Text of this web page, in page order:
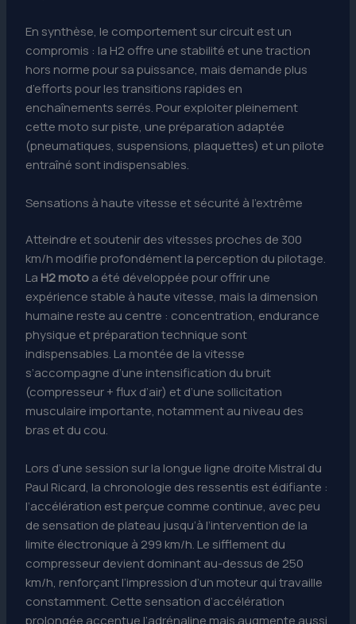
En synthèse, le comportement sur circuit est un
compromis : la H2 offre une stabilité et une traction
hors norme pour sa puissance, mais demande plus
d’efforts pour les transitions rapides en
enchaînements serrés. Pour exploiter pleinement
cette moto sur piste, une préparation adaptée
(pneumatiques, suspensions, plaquettes) et un pilote
entraîné sont indispensables.
Sensations à haute vitesse et sécurité à l’extrême
Atteindre et soutenir des vitesses proches de 300
km/h modifie profondément la perception du pilotage.
La H2 motoa été développée pour offrir une
expérience stable à haute vitesse, mais la dimension
humaine reste au centre : concentration, endurance
physique et préparation technique sont
indispensables. La montée de la vitesse
s’accompagne d’une intensification du bruit
(compresseur + flux d’air) et d’une sollicitation
musculaire importante, notamment au niveau des
bras et du cou.
Lors d’une session sur la longue ligne droite Mistral du
Paul Ricard, la chronologie des ressentis est édifiante :
l’accélération est perçue comme continue, avec peu
de sensation de plateau jusqu’à l’intervention de la
limite électronique à 299 km/h. Le sifflement du
compresseur devient dominant au-dessus de 250
km/h, renforçant l’impression d’un moteur qui travaille
constamment. Cette sensation d’accélération